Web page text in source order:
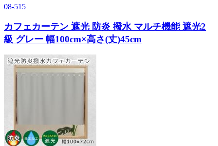
08-515
カフェカーテン 遮光 防炎 撥水 マルチ機能 遮光2
級 グレー 幅100cm×高さ(丈)45cm